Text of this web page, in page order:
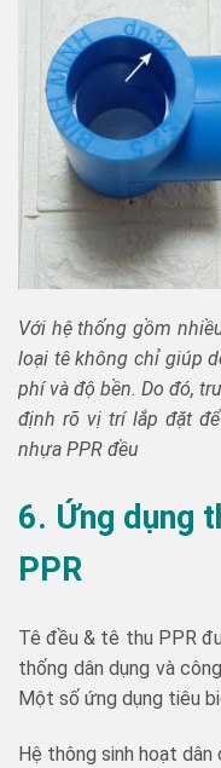
Với hệ thống gồm
loại tê không chỉ giúp
phí và độ bền. Do đó,
định rõ vị trí lắp đặt
nhựa PPR đều
6. Ứng dụng
PPR
Tê đều & tê thu PPR
thống dân dụng và
Một số ứng dụng tiêu
Hệ thông sinh hoạt